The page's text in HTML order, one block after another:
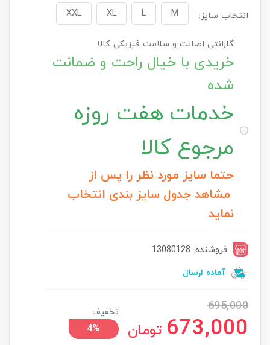
انتخاب سایز: M
L
XL
XXL
گارانتی اصالت و سلامت فیزیکی کالا
خریدی با خیال راحت و ضمانت
شده
خدمات هفت روزه
مرجوع کالا
حتما سایز مورد نظر را پس از
مشاهد جدول سایز بندی انتخاب
نماید
فروشنده: 13080128
آماده ارسال
695,000
673,000 تومان
تخفیف
4%